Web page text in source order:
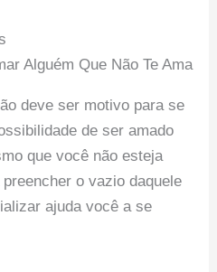
deve ser motivo para se
de ser amado
que você não esteja
o vazio daquele
ajuda você a se